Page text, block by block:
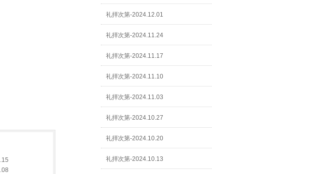
礼拝次第-2024.12.01
礼拝次第-2024.11.24
礼拝次第-2024.11.17
礼拝次第-2024.11.10
礼拝次第-2024.11.03
礼拝次第-2024.10.27
礼拝次第-2024.10.20
礼拝次第-2024.10.13